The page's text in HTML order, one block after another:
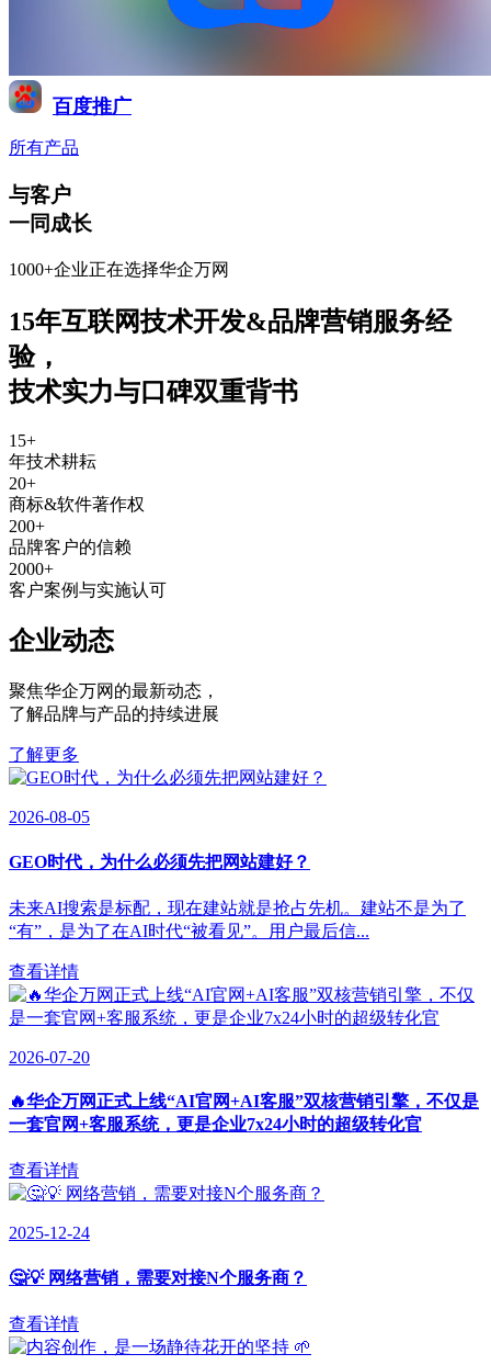
百度推广
所有产品
与客户
一同成长
1000+企业正在选择华企万网
15年互联网技术开发&品牌营销服务经
验，
技术实力与口碑双重背书
15+
年技术耕耘
20+
商标&软件著作权
200+
品牌客户的信赖
2000+
客户案例与实施认可
企业动态
聚焦华企万网的最新动态 ，
了解品牌与产品的持续进展
了解更多
2026-08-05
GEO时代，为什么必须先把网站建好？
未来AI搜索是标配，现在建站就是抢占先机。建站不是为了
“有”，是为了在AI时代“被看见”。用户最后信...
查看详情
2026-07-20
🔥华企万网正式上线“AI官网+AI客服”双核营销引擎，不仅是
一套官网+客服系统，更是企业7x24小时的超级转化官
查看详情
2025-12-24
🤔💡 网络营销，需要对接N个服务商？
查看详情